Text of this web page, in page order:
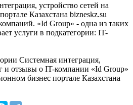
устройство сетей на
Казахстана bizneskz.su
«Id Group» - одна из таких
услуги в подкатегории: IT-
Системная интеграция,
и отзывы о IT-компании «Id Group»
бизнес портале Казахстана